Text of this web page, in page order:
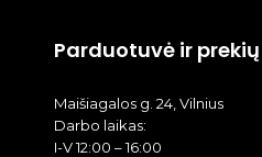
Parduotuvė ir
Maišiagalos g. 24, Vilnius
Darbo laikas:
I-V 12:00 – 16:00